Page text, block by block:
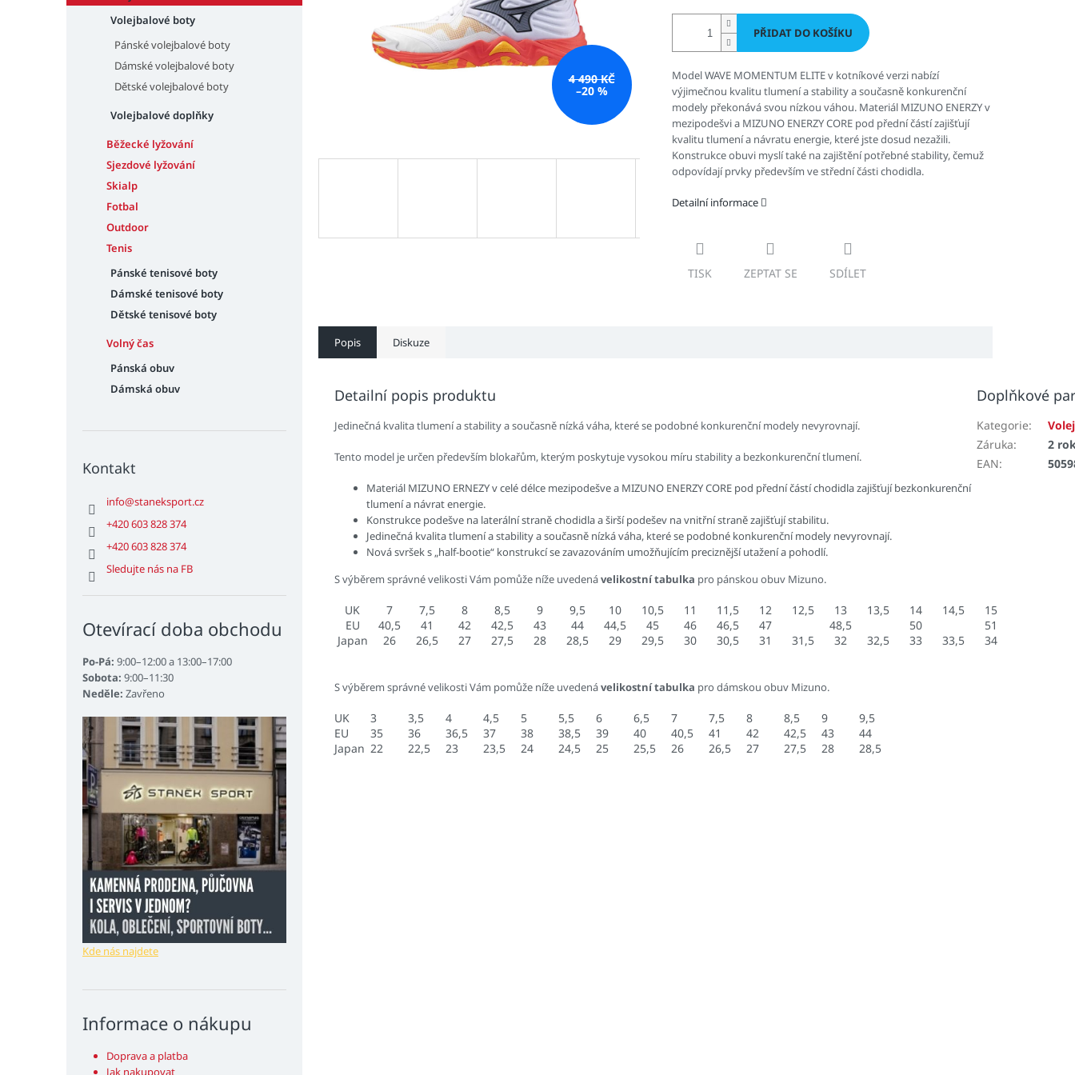
Volejbalové boty
Pánské volejbalové boty
Dámské volejbalové boty
Dětské volejbalové boty
Volejbalové doplňky
Běžecké lyžování
Sjezdové lyžování
Skialp
Fotbal
Outdoor
Tenis
Pánské tenisové boty
Dámské tenisové boty
Dětské tenisové boty
Volný čas
Pánská obuv
Dámská obuv
Kontakt
info@staneksport.cz
+420 603 828 374
+420 603 828 374
Sledujte nás na FB
Otevírací doba obchodu
Po-Pá: 9:00–12:00 a 13:00–17:00
Sobota: 9:00–11:30
Neděle: Zavřeno
Kde nás najdete
Informace o nákupu
Doprava a platba
Jak nakupovat
4 490 KČ
–20 %
PŘIDAT DO KOŠÍKU
Model WAVE MOMENTUM ELITE v kotníkové verzi nabízí
výjimečnou kvalitu tlumení a stability a současně konkurenční
modely překonává svou nízkou váhou. Materiál MIZUNO ENERZY v
mezipodešvi a MIZUNO ENERZY CORE pod přední částí zajišťují
kvalitu tlumení a návratu energie, které jste dosud nezažili.
Konstrukce obuvi myslí také na zajištění potřebné stability, čemuž
odpovídají prvky především ve střední části chodidla.
Detailní informace
TISK ZEPTAT SE SDÍLET
Popis Diskuze
Detailní popis produktu
Jedinečná kvalita tlumení a stability a současně nízká váha, které se podobné konkurenční modely nevyrovnají.
Tento model je určen především blokařům, kterým poskytuje vysokou míru stability a bezkonkurenční tlumení.
Materiál MIZUNO ERNEZY v celé délce mezipodešve a MIZUNO ENERZY CORE pod přední částí chodidla zajišťují bezkonkurenční
tlumení a návrat energie.
Konstrukce podešve na laterální straně chodidla a širší podešev na vnitřní straně zajišťují stabilitu.
Jedinečná kvalita tlumení a stability a současně nízká váha, které se podobné konkurenční modely nevyrovnají.
Nová svršek s „half-bootie“ konstrukcí se zavazováním umožňujícím preciznější utažení a pohodlí.
S výběrem správné velikosti Vám pomůže níže uvedenávelikostní tabulka pro pánskou obuv Mizuno.
UK 7 7,5 8 8,5 9 9,5 10 10,5 11 11,5 12 12,5 13 13,5 14 14,5
15
EU
40,5 41 42 42,5 43 44 44,5 45 46 46,5 47 48,5 50
51
Japan
26 26,5 27 27,5 28 28,5 29 29,5 30 30,5 31 31,5 32 32,5 33 33,5 34
S výběrem správné velikosti Vám pomůže níže uvedenávelikostní tabulka pro dámskou obuv Mizuno.
UK 3 3,5 4 4,5 5 5,5 6 6,5 7 7,5 8 8,5 9
9,5
EU
35 36 36,5 37 38 38,5 39 40 40,5 41 42 42,5 43
44
Japan 22 22,5 23 23,5 24 24,5 25 25,5 26 26,5 27 27,5 28 28,5
Doplňkové
Kategorie:
Záruka:
2
EAN: